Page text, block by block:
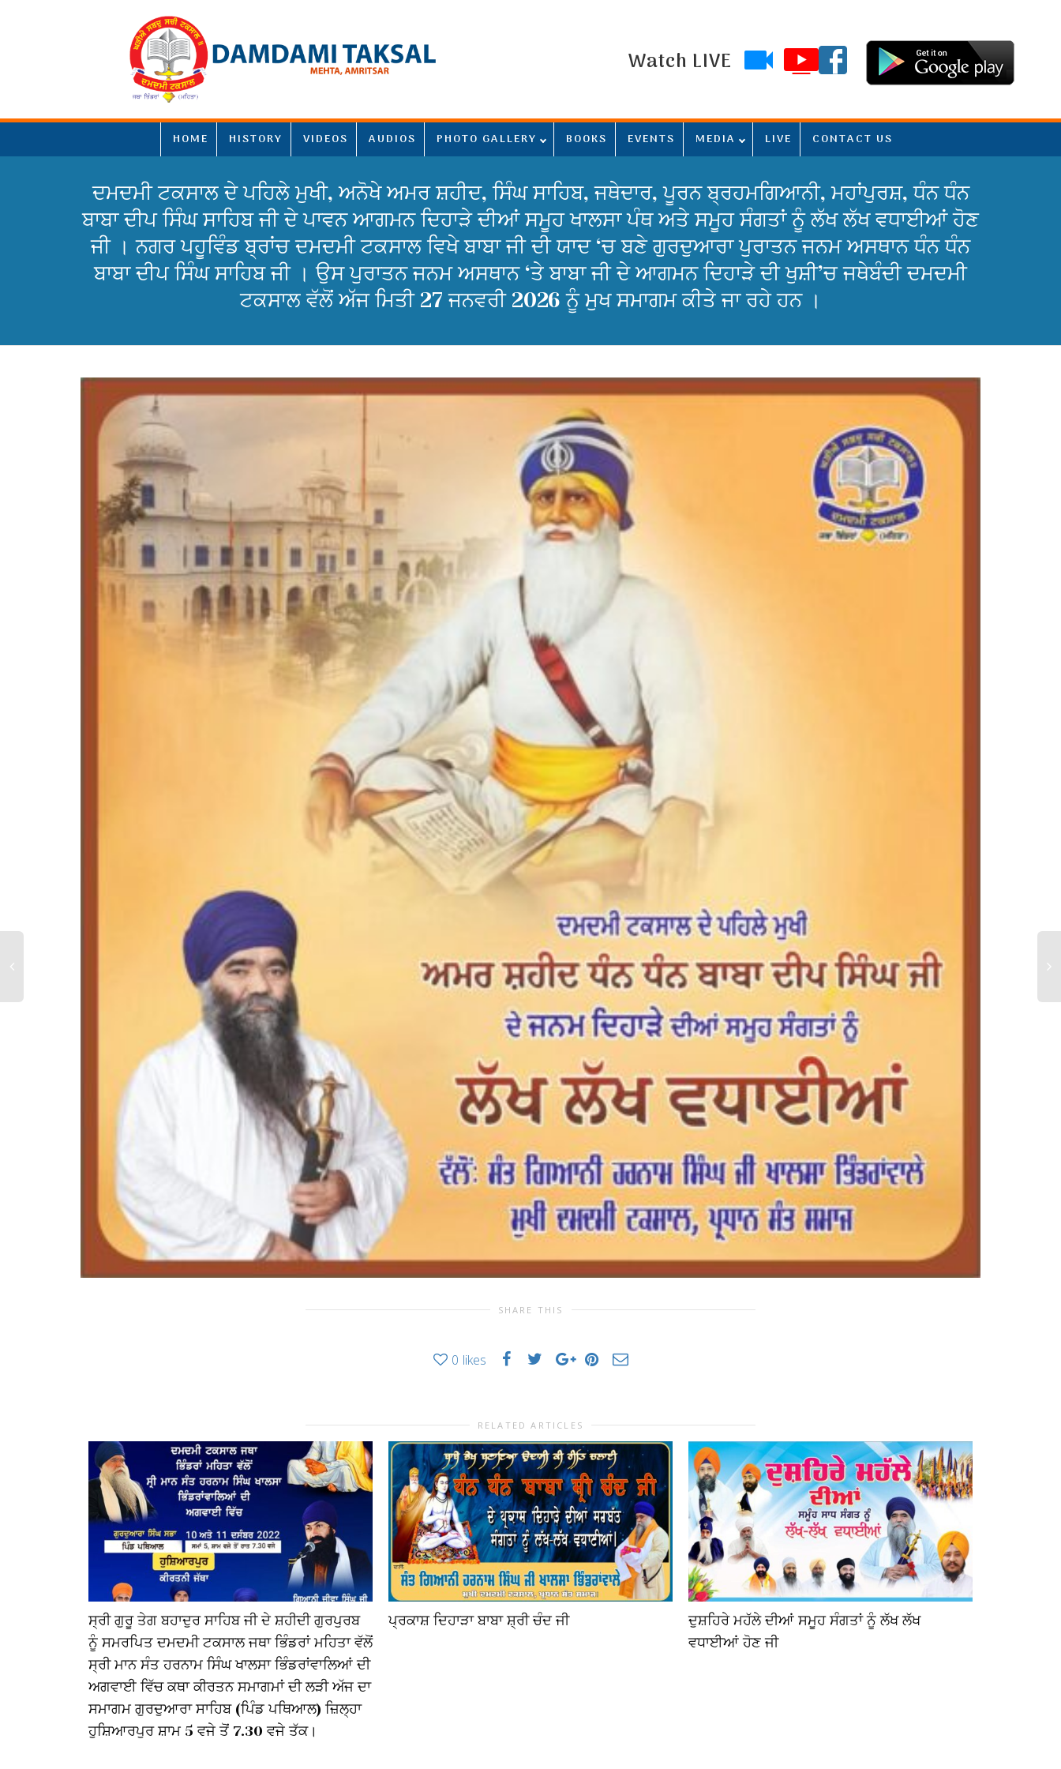
Watch LIVE
HOME HISTORY VIDEOS AUDIOS PHOTO GALLERY BOOKS EVENTS MEDIA LIVE CONTACT US
ਦਮਦਮੀ ਟਕਸਾਲ ਦੇ ਪਹਿਲੇ ਮੁਖੀ, ਅਨੋਖੇ ਅਮਰ ਸ਼ਹੀਦ, ਸਿੰਘ ਸਾਹਿਬ, ਜਥੇਦਾਰ, ਪੂਰਨ ਬ੍ਰਹਮਗਿਆਨੀ, ਮਹਾਂਪੁਰਸ਼, ਧੰਨ ਧੰਨ
ਬਾਬਾ ਦੀਪ ਸਿੰਘ ਸਾਹਿਬ ਜੀ ਦੇ ਪਾਵਨ ਆਗਮਨ ਦਿਹਾੜੇ ਦੀਆਂ ਸਮੂਹ ਖਾਲਸਾ ਪੰਥ ਅਤੇ ਸਮੂਹ ਸੰਗਤਾਂ ਨੂੰ ਲੱਖ ਲੱਖ ਵਧਾਈਆਂ ਹੋਣ
ਜੀ । ਨਗਰ ਪਹੂਵਿੰਡ ਬ੍ਰਾਂਚ ਦਮਦਮੀ ਟਕਸਾਲ ਵਿਖੇ ਬਾਬਾ ਜੀ ਦੀ ਯਾਦ ‘ਚ ਬਣੇ ਗੁਰਦੁਆਰਾ ਪੁਰਾਤਨ ਜਨਮ ਅਸਥਾਨ ਧੰਨ ਧੰਨ
ਬਾਬਾ ਦੀਪ ਸਿੰਘ ਸਾਹਿਬ ਜੀ । ਉਸ ਪੁਰਾਤਨ ਜਨਮ ਅਸਥਾਨ ‘ਤੇ ਬਾਬਾ ਜੀ ਦੇ ਆਗਮਨ ਦਿਹਾੜੇ ਦੀ ਖੁਸ਼ੀ’ਚ ਜਥੇਬੰਦੀ ਦਮਦਮੀ
ਟਕਸਾਲ ਵੱਲੋਂ ਅੱਜ ਮਿਤੀ 27 ਜਨਵਰੀ 2026 ਨੂੰ ਮੁਖ ਸਮਾਗਮ ਕੀਤੇ ਜਾ ਰਹੇ ਹਨ ।
SHARE THIS
0 likes
RELATED ARTICLES
ਸ੍ਰੀ ਗੁਰੂ ਤੇਗ ਬਹਾਦੁਰ ਸਾਹਿਬ ਜੀ ਦੇ ਸ਼ਹੀਦੀ ਗੁਰਪੁਰਬ
ਨੂੰ ਸਮਰਪਿਤ ਦਮਦਮੀ ਟਕਸਾਲ ਜਥਾ ਭਿੰਡਰਾਂ ਮਹਿਤਾ ਵੱਲੋਂ
ਸ੍ਰੀ ਮਾਨ ਸੰਤ ਹਰਨਾਮ ਸਿੰਘ ਖਾਲਸਾ ਭਿੰਡਰਾਂਵਾਲਿਆਂ ਦੀ
ਅਗਵਾਈ ਵਿੱਚ ਕਥਾ ਕੀਰਤਨ ਸਮਾਗਮਾਂ ਦੀ ਲੜੀ ਅੱਜ ਦਾ
ਸਮਾਗਮ ਗੁਰਦੁਆਰਾ ਸਾਹਿਬ (ਪਿੰਡ ਪਥਿਆਲ) ਜ਼ਿਲ੍ਹਾ
ਹੁਸ਼ਿਆਰਪੁਰ ਸ਼ਾਮ 5 ਵਜੇ ਤੋਂ 7.30 ਵਜੇ ਤੱਕ।
ਪ੍ਰਕਾਸ਼ ਦਿਹਾੜਾ ਬਾਬਾ ਸ਼੍ਰੀ ਚੰਦ ਜੀ
ਦੁਸ਼ਹਿਰੇ ਮਹੱਲੇ ਦੀਆਂ ਸਮੂਹ ਸੰਗਤਾਂ ਨੂੰ ਲੱਖ ਲੱਖ
ਵਧਾਈਆਂ ਹੋਣ ਜੀ